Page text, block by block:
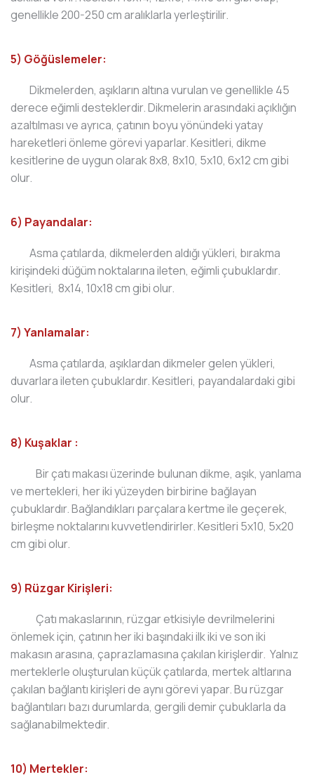
genellikle 200-250 cm aralıklarla yerleştirilir.
5) Göğüslemeler:
Dikmelerden, aşıkların altına vurulan ve genellikle 45
derece eğimli desteklerdir. Dikmelerin arasındaki açıklığın
azaltılması ve ayrıca, çatının boyu yönündeki yatay
hareketleri önleme görevi yaparlar. Kesitleri, dikme
kesitlerine de uygun olarak 8x8, 8x10, 5x10, 6x12 cm gibi
olur.
6) Payandalar:
Asma çatılarda, dikmelerden aldığı yükleri, bırakma
kirişindeki düğüm noktalarına ileten, eğimli çubuklardır.
Kesitleri, 8x14, 10x18 cm gibi olur.
7) Yanlamalar:
Asma çatılarda, aşıklardan dikmeler gelen yükleri,
duvarlara ileten çubuklardır. Kesitleri, payandalardaki gibi
olur.
8) Kuşaklar :
Bir çatı makası üzerinde bulunan dikme, aşık, yanlama
ve mertekleri, her iki yüzeyden birbirine bağlayan
çubuklardır. Bağlandıkları parçalara kertme ile geçerek,
birleşme noktalarını kuvvetlendirirler. Kesitleri 5x10, 5x20
cm gibi olur.
9) Rüzgar Kirişleri:
Çatı makaslarının, rüzgar etkisiyle devrilmelerini
önlemek için, çatının her iki başındaki ilk iki ve son iki
makasın arasına, çaprazlamasına çakılan kirişlerdir. Yalnız
merteklerle oluşturulan küçük çatılarda, mertek altlarına
çakılan bağlantı kirişleri de aynı görevi yapar. Bu rüzgar
bağlantıları bazı durumlarda, gergili demir çubuklarla da
sağlanabilmektedir.
10) Mertekler: